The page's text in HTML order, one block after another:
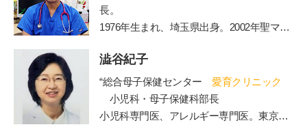
長。
1976年生まれ、埼玉県出身。2002年聖マリ
院の新生児科医長務める。2010年に北浜こ
どもクリニックを開院。2012年医療法人社
団ペルセウス設立。The Japan Times誌の
「アジアのリーダー100人」に、2015年か
澁谷紀子
“総合母子保健センター 愛育クリニック
小児科・母子保健科部長
小児科専門医、アレルギー専門医。東京大